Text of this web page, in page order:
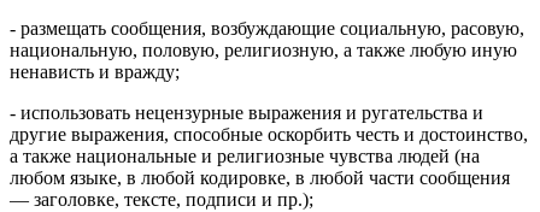
- размещать сообщения, возбуждающие социальную, расовую,
национальную, половую, религиозную, а также любую иную
ненависть и вражду;
- использовать нецензурные выражения и ругательства и
другие выражения, способные оскорбить честь и достоинство,
а также национальные и религиозные чувства людей (на
любом языке, в любой кодировке, в любой части сообщения
— заголовке, тексте, подписи и пр.);